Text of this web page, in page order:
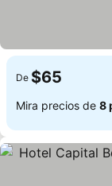
De $65
Mira precios de 8